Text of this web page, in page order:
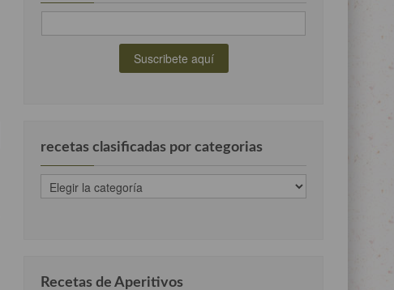
recetas clasificadas por categorias
recetas
clasificadas
Recetas de Aperitivos